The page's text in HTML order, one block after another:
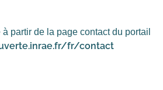
partir de la page contact du portail
fr/contact